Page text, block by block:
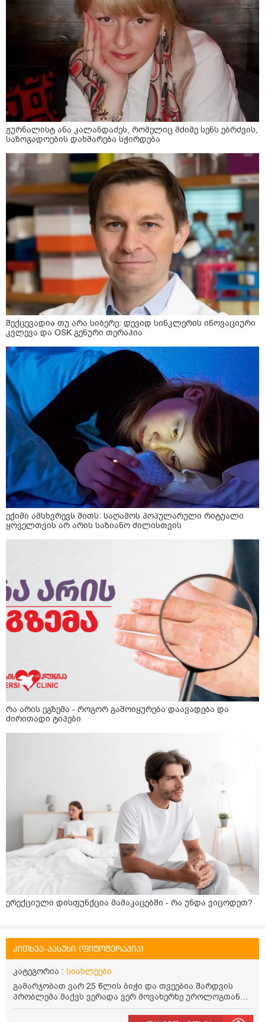
ჟურნალისტ ანა კალანდაძეს, რომელიც მძიმე სენს ებრძვის,
საზოგადოების დახმარება სჭირდება
შექცევადია თუ არა სიბერე: დევიდ სინკლერის ინოვაციური
კვლევა და OSK გენური თერაპია
ექიმი ამსხვრევს მითს: საღამოს პოპულარული რიტუალი
ყოველთვის არ არის საზიანო ძილისთვის
რა არის ეგზემა - როგორ გამოიყურება დაავადება და
ძირითადი ტიპები
ერექციული დისფუნქცია მამაკაცებში - რა უნდა ვიცოდეთ?
კითხვა-პასუხი (ფიტოტერაპია)
კატეგორია : სიახლეები
გამარჯობათ ვარ 25 წლის ბიჭი და თვეებია შარდვის
პრობლემა მაქვს ვერადა ვერ მოვახერხე უროლოგთან
მისვალ მოკლედ საქმე იმაშია რომ დაახლოლოებით 5
წუთში ზოგჯერ მეტი ადრეც ისევ მინდება შარდვა ხან